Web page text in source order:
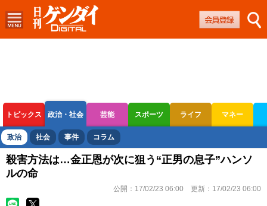
トピックス 政治・社会 芸能 スポーツ ライフ マネー
ボートレース 競輪 オートレース
政治 社会 事件 コラム
殺害方法は…金正恩が次に狙う“正男の息子”ハンソ
ルの命
公開： 17/02/23 06:00 更新： 17/02/23 06:00